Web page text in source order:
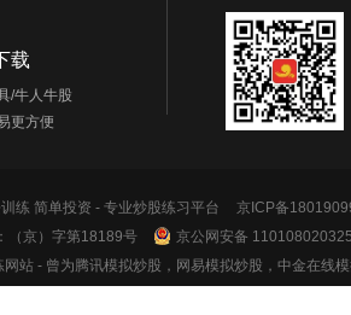
载
/牛人牛股
更方便
练 简单投资 - 专业炒股练习平台
京ICP备
（京）字第18189号
京公网安备
网站 - 曾为腾讯模拟炒股，网易模拟炒股，中金在线